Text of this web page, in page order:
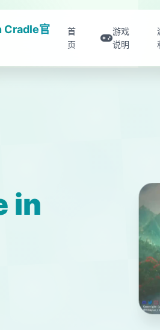
Cradle官
首
页
游戏
说明
in